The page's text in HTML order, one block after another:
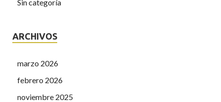
Sin categoría
ARCHIVOS
marzo 2026
febrero 2026
noviembre 2025